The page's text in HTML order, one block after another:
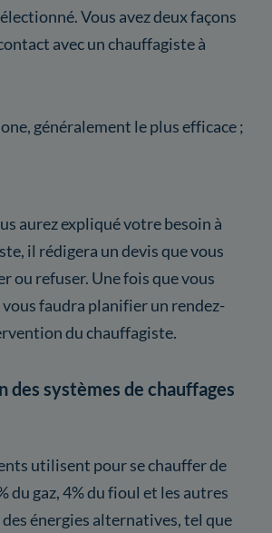
Vous avez deux façons
avec un chauffagiste à
généralement le plus efficace ;
aurez expliqué votre besoin à
il rédigera un devis que vous
ou refuser. Une fois que vous
faudra planifier un rendez-
du chauffagiste.
des systèmes de chauffages
utilisent pour se chauffer de
du gaz, 4% du fioul et les autres
énergies alternatives, tel que